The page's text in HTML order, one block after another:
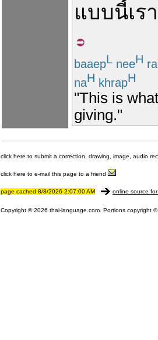
แบบนี้เรา
baaepL neeH
naH khrapH
"This is
giving."
click here to submit a correction, drawing, image, audio
click here to e-mail this page to a friend
page cached 8/8/2026 2:07:00 AM online source
Copyright © 2026 thai-language.com. Portions copyright